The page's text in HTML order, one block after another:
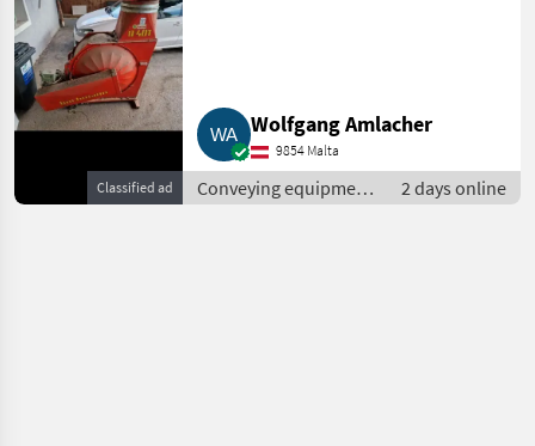
Classified ad
Wolfgang Amlacher
9854 Malta
Conveying equipment
/ Conveying blowers
2 days online